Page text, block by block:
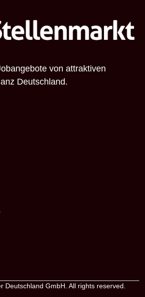
von attraktiven
Deutschland.
Deutschland GmbH. All rights reserved.